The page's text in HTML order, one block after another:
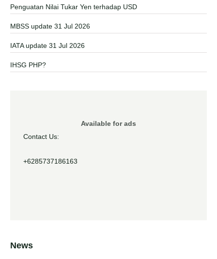
Penguatan Nilai Tukar Yen terhadap USD
MBSS update 31 Jul 2026
IATA update 31 Jul 2026
IHSG PHP?
Available for ads
Contact Us:
+6285737186163
News